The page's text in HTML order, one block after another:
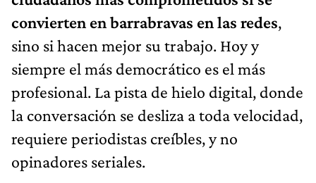
convierten en barrabravas en las redes,
sino si hacen mejor su trabajo. Hoy y
siempre el más democrático es el más
profesional. La pista de hielo digital, donde
la conversación se desliza a toda velocidad,
requiere periodistas creíbles, y no
opinadores seriales.